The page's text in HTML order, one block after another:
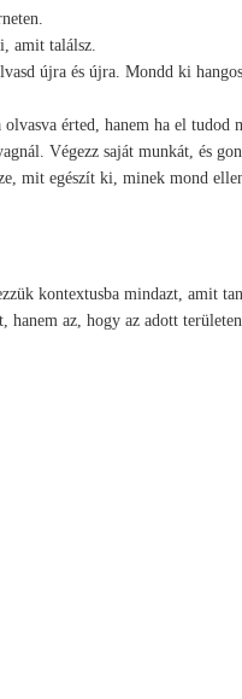
amit találsz.
újra és újra. Mondd ki
érted, hanem ha el tudod
Végezz saját munkát, és
mit egészít ki, minek mond
kontextusba mindazt, amit
hanem az, hogy az adott